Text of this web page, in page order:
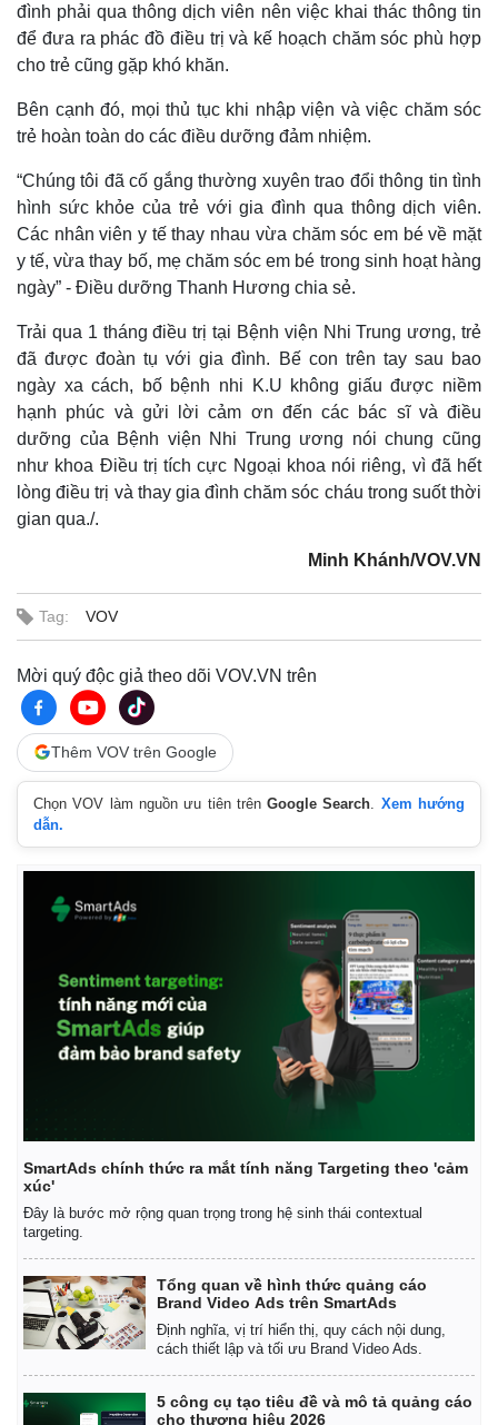
Kinh tế
Bất động sản
Khởi nghiệp
Thị trường
Giá vàng
Tiêu dùng
Chứng khoán
Giá cà phê
đình phải qua thông dịch viên nên việc khai thác thông tin
để đưa ra phác đồ điều trị và kế hoạch chăm sóc phù hợp
cho trẻ cũng gặp khó khăn.
Bên cạnh đó, mọi thủ tục khi nhập viện và việc chăm sóc
trẻ hoàn toàn do các điều dưỡng đảm nhiệm.
“Chúng tôi đã cố gắng thường xuyên trao đổi thông tin tình
hình sức khỏe của trẻ với gia đình qua thông dịch viên.
Các nhân viên y tế thay nhau vừa chăm sóc em bé về mặt
y tế, vừa thay bố, mẹ chăm sóc em bé trong sinh hoạt hàng
ngày” - Điều dưỡng Thanh Hương chia sẻ.
Trải qua 1 tháng điều trị tại Bệnh viện Nhi Trung ương, trẻ
đã được đoàn tụ với gia đình. Bế con trên tay sau bao
ngày xa cách, bố bệnh nhi K.U không giấu được niềm
hạnh phúc và gửi lời cảm ơn đến các bác sĩ và điều
dưỡng của Bệnh viện Nhi Trung ương nói chung cũng
như khoa Điều trị tích cực Ngoại khoa nói riêng, vì đã hết
lòng điều trị và thay gia đình chăm sóc cháu trong suốt thời
gian qua./.
Minh Khánh/VOV.VN
Tag: VOV
Mời quý độc giả theo dõi VOV.VN trên
Thêm VOV trên Google
Chọn VOV làm nguồn ưu tiên trênGoogle Search
Xem hướng
dẫn.
SmartAds chính thức ra mắt tính năng Targeting theo 'cảm
xúc'
Đây là bước mở rộng quan trọng trong hệ sinh thái contextual
targeting.
Tổng quan về hình thức quảng cáo
Brand Video Ads trên SmartAds
Định nghĩa, vị trí hiển thị, quy cách nội dung,
cách thiết lập và tối ưu Brand Video Ads.
5 công cụ tạo tiêu đề và mô tả quảng cáo
cho thương hiệu 2026